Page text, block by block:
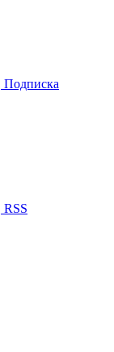
Подписка
RSS